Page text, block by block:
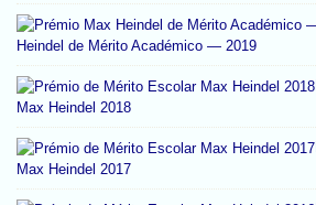
Heindel de Mérito Académico — 2019
Max Heindel 2018
Max Heindel 2017